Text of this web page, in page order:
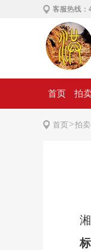
客服热线：
首页 拍
首页>拍